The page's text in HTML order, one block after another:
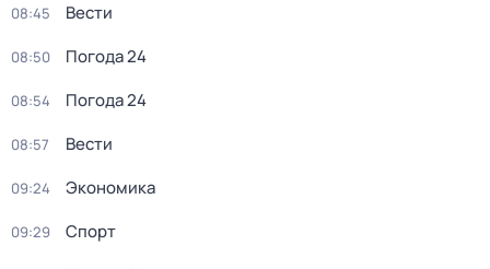
08:45 Вести
08:50 Погода 24
08:54 Погода 24
08:57 Вести
09:24 Экономика
09:29 Спорт